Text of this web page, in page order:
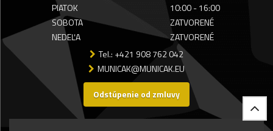
PIATOK
10:00 - 16:00
SOBOTA
ZATVORENÉ
NEDEĽA
ZATVORENÉ
Tel.: +421 908 762 042
MUNICAK@MUNICAK.EU
Odstúpenie od zmluvy